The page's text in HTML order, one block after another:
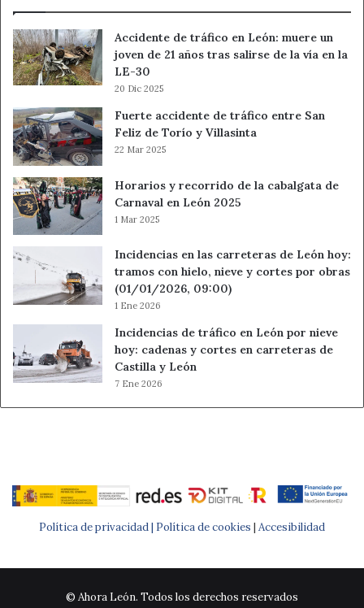
Accidente de tráfico en León: muere un
joven de 21 años tras salirse de la vía en la
LE-30
20 Dic 2025
Fuerte accidente de tráfico entre San
Feliz de Torío y Villasinta
22 Mar 2025
Horarios y recorrido de la cabalgata de
Carnaval en León 2025
1 Mar 2025
Incidencias en las carreteras de León hoy:
tramos con hielo, nieve y cortes por obras
(01/01/2026, 09:00)
1 Ene 2026
Incidencias de tráfico en León por nieve
hoy: cadenas y cortes en carreteras de
Castilla y León
7 Ene 2026
Política de privacidad | Política de cookies | Accesibilidad
© Ahora León. Todos los derechos reservados